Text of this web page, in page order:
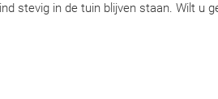
stevig in de tuin blijven staan. Wilt u